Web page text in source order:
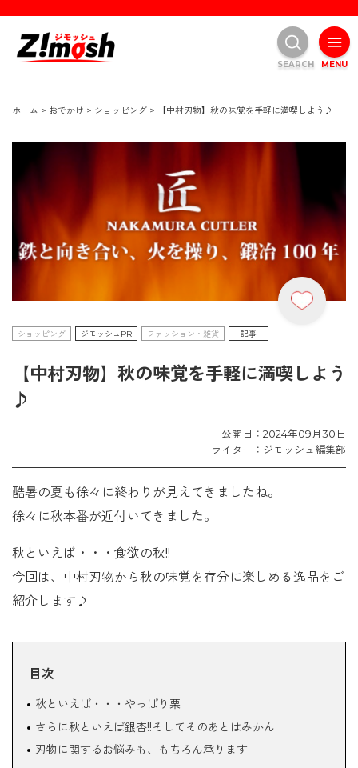
ホーム > おでかけ > ショッピング > 【中村刃物】秋の味覚を手軽に満喫しよう♪
ショッピング ジモッシュPR ファッション・雑貨 記事
【中村刃物】秋の味覚を手軽に満喫しよう
♪
公開日：2024年09月30日
ライター：ジモッシュ編集部
酷暑の夏も徐々に終わりが見えてきましたね。
徐々に秋本番が近付いてきました。
秋といえば・・・食欲の秋!!
今回は、中村刃物から秋の味覚を存分に楽しめる逸品をご
紹介します♪
目次
秋といえば・・・やっぱり栗
さらに秋といえば銀杏!!そしてそのあとはみかん
刃物に関するお悩みも、もちろん承ります
MENU
SEARCH